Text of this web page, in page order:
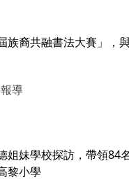
族裔共融書法大賽」，
導
姐妹學校探訪，帶領84
黎小學